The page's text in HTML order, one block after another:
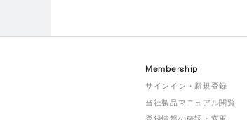
Membership
サインイン・新規登録
当社製品マニュアル閲覧
登録情報の確認・変更